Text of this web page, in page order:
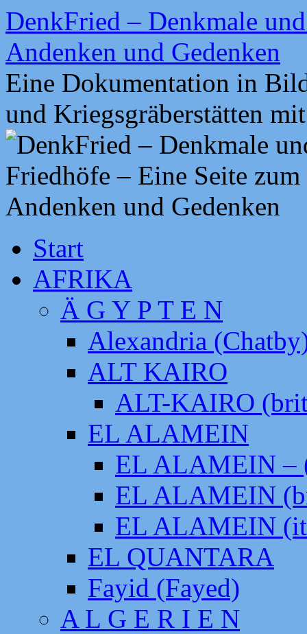
Zum
Inhalt
springen
DenkFried – Denkmale
Andenken und Gedenken
Eine Dokumentation in
und Kriegsgräberstätten
Start
AFRIKA
Ä G Y P T E N
Alexandria
ALT KAIRO
ALT-KAIRO
EL ALAMEIN
EL ALAMEIN –
EL ALAMEIN
EL ALAMEIN
EL QUANTARA
Fayid (Fayed)
A L G E R I E N